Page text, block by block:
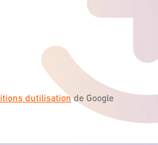
dutilisationde Google